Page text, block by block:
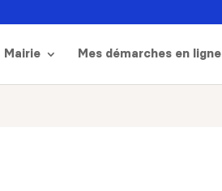
Mairie Mes démarches en ligne